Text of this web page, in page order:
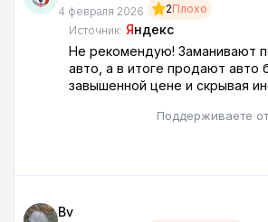
4 февраля 2026 2Плохо
Источник: Яндекс
Не рекомендую! Заманивают
авто, а в итоге продают авто
завышенной цене и скрывая
Поддерживаете
Bv